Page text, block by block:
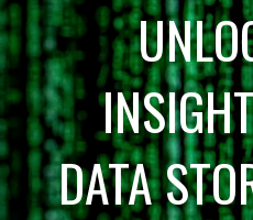
DATA